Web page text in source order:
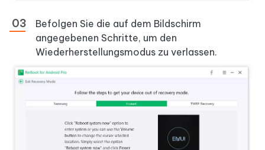
Befolgen Sie die auf dem Bildschirm
angegebenen Schritte, um den
Wiederherstellungsmodus zu verlassen.